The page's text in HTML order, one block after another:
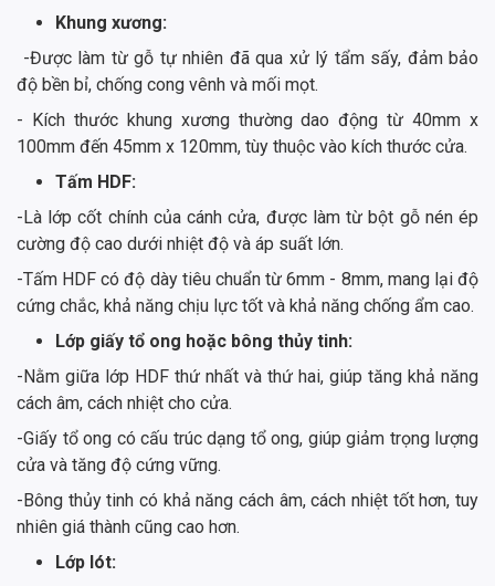
Khung xương:
-Được làm từ gỗ tự nhiên đã qua xử lý tẩm sấy, đảm bảo
độ bền bỉ, chống cong vênh và mối mọt.
- Kích thước khung xương thường dao động từ 40mm x
100mm đến 45mm x 120mm, tùy thuộc vào kích thước cửa.
Tấm HDF:
-Là lớp cốt chính của cánh cửa, được làm từ bột gỗ nén ép
cường độ cao dưới nhiệt độ và áp suất lớn.
-Tấm HDF có độ dày tiêu chuẩn từ 6mm - 8mm, mang lại độ
cứng chắc, khả năng chịu lực tốt và khả năng chống ẩm cao.
Lớp giấy tổ ong hoặc bông thủy tinh:
-Nằm giữa lớp HDF thứ nhất và thứ hai, giúp tăng khả năng
cách âm, cách nhiệt cho cửa.
-Giấy tổ ong có cấu trúc dạng tổ ong, giúp giảm trọng lượng
cửa và tăng độ cứng vững.
-Bông thủy tinh có khả năng cách âm, cách nhiệt tốt hơn, tuy
nhiên giá thành cũng cao hơn.
Lớp lót: